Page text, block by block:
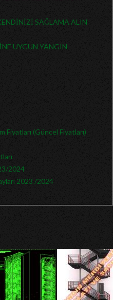
SAĞLAMA ALIN
UYGUN YANGIN
Fiyatları (Güncel Fiyatları)
2024
2023 /2024